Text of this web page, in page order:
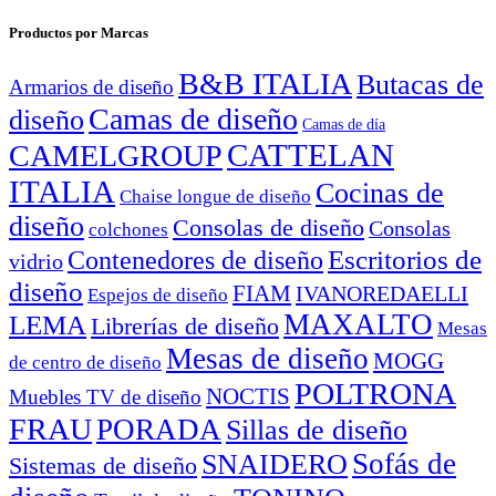
Productos por Marcas
Armarios de diseño B&B ITALIAButacas de
diseño Camas de diseño Camas de día
CAMELGROUPCATTELAN
ITALIA Chaise longue de diseño Cocinas de
diseño colchones Consolas de diseñoConsolas
vidrio Contenedores de diseñoEscritorios de
diseño Espejos de diseño FIAM IVANOREDAELLI
LEMA Librerías de diseñoMAXALTO Mesas
de centro de diseño Mesas de diseño MOGG
Muebles TV de diseño NOCTIS POLTRONA
FRAUPORADASillas de diseño
Sistemas de diseño SNAIDERO Sofás de